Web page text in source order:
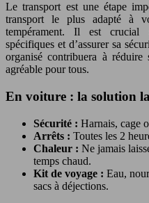
Le transport est une étape
transport le plus adapté à
tempérament. Il est crucial
spécifiques et d’assurer sa
organisé contribuera à
agréable pour tous.
En voiture : la solution
Sécurité : Harnais, cage
Arrêts : Toutes les 2
Chaleur : Ne jamais
temps chaud.
Kit de voyage : Eau,
sacs à déjections.